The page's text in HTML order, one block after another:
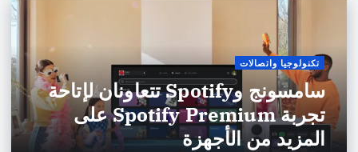
تكنولوجيا واتصالات
سامسونج وSpotify تتعاونان لإتاحة
تجربة Spotify Premium على
المزيد من الأجهزة